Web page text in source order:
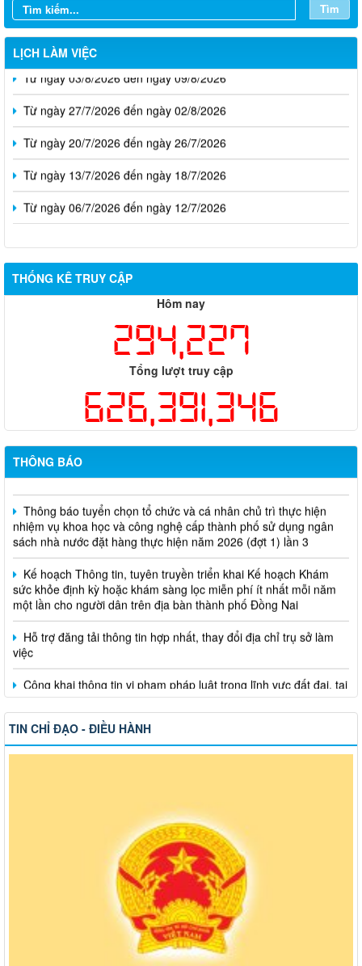
Tìm
LỊCH LÀM VIỆC
Từ ngày 03/8/2026 đến ngày 09/8/2026
Từ ngày 27/7/2026 đến ngày 02/8/2026
Từ ngày 20/7/2026 đến ngày 26/7/2026
Từ ngày 13/7/2026 đến ngày 18/7/2026
Từ ngày 06/7/2026 đến ngày 12/7/2026
THỐNG KÊ TRUY CẬP
Hôm nay
294,227
Tổng lượt truy cập
626,391,346
THÔNG BÁO
Thông báo về việc tuyển dụng viên chức năm 2026
nhiệm vụ khoa học và công nghệ cấp thành phố sử dụng ngân
sách nhà nước đặt hàng thực hiện năm 2026 (đợt 1) lần 3
Kế hoạch Thông tin, tuyên truyền triển khai Kế hoạch Khám
sức khỏe định kỳ hoặc khám sàng lọc miễn phí ít nhất mỗi năm
một lần cho người dân trên địa bàn thành phố Đồng Nai
Hỗ trợ đăng tải thông tin hợp nhất, thay đổi địa chỉ trụ sở làm
việc
Công khai thông tin vi phạm pháp luật trong lĩnh vực đất đai, tại
phường Hố Nai
TIN CHỈ ĐẠO - ĐIỀU HÀNH